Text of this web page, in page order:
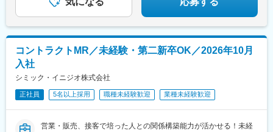
コントラクトMR／未経験・第二新卒OK／2026年10月
入社
シミック・イニジオ株式会社
正社員 5名以上採用 職種未経験歓迎 業種未経験歓迎
営業・販売、接客で培った人との関係構築能力が活かせる！未経